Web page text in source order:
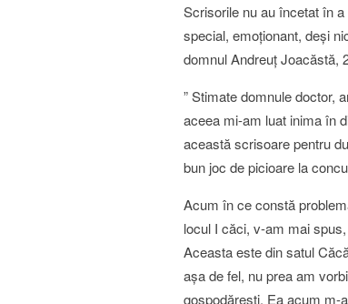
Scrisorile nu au încetat în
special, emoţionant, deşi
domnul Andreuţ Joacăstă,
” Stimate domnule doctor,
aceea mi-am luat inima în
această scrisoare pentru
bun joc de picioare la
Acum în ce constă
locul I căci, v-am mai
Aceasta este din satul
aşa de fel, nu prea am
gospodăreşti. Ea acum m-